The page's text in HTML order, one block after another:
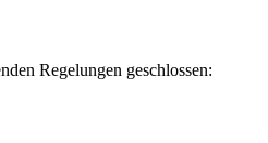
Regelungen geschlossen: